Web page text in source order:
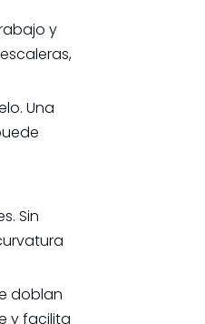
y
Una
Sin
doblan
y facilita